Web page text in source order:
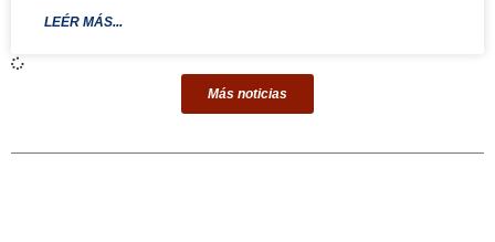
LEÉR MÁS...
Más noticias